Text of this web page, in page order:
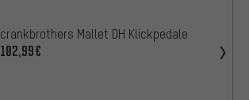
crankbrothers Mallet DH Klickpedale
102,99€